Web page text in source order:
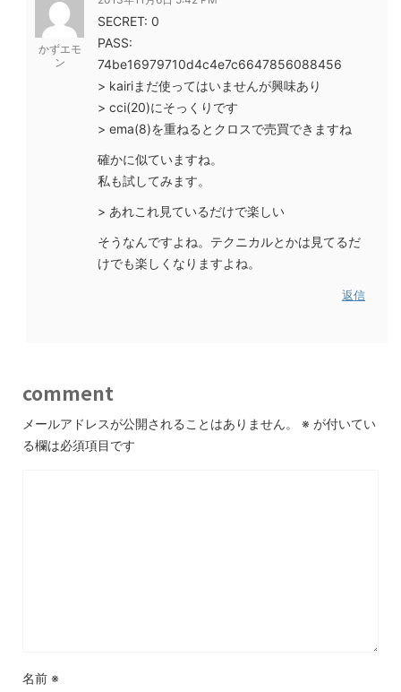
かずエモ
ン
SECRET: 0
PASS:
74be16979710d4c4e7c6647856088456
> kairiまだ使ってはいませんが興味あり
> cci(20)にそっくりです
> ema(8)を重ねるとクロスで売買できますね
確かに似ていますね。
私も試してみます。
> あれこれ見ているだけで楽しい
そうなんですよね。テクニカルとかは見てるだ
けでも楽しくなりますよね。
返信
comment
メールアドレスが公開されることはありません。 ※ が付いてい
る欄は必須項目です
名前 ※